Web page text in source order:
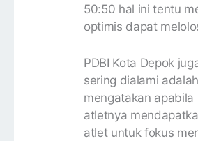
50:50 hal ini tentu
optimis dapat
PDBI Kota Depok
sering dialami
mengatakan apabila
atletnya
atlet untuk fokus